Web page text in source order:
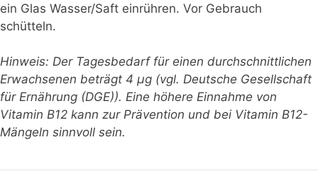
ein Glas Wasser/Saft einrühren. Vor Gebrauch
schütteln.
Hinweis: Der Tagesbedarf für einen durchschnittlichen
Erwachsenen beträgt 4 μg (vgl. Deutsche Gesellschaft
für Ernährung (DGE)). Eine höhere Einnahme von
Vitamin B12 kann zur Prävention und bei Vitamin B12-
Mängeln sinnvoll sein.